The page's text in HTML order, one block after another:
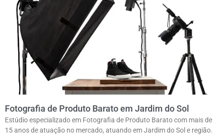
Fotografia de Produto Barato em Jardim do Sol
Estúdio especializado em Fotografia de Produto Barato com mais de
15 anos de atuação no mercado, atuando em Jardim do Sol e região.